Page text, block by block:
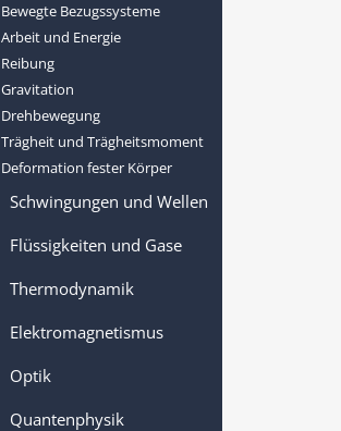
Bewegte Bezugssysteme
Arbeit und Energie
Reibung
Gravitation
Drehbewegung
Trägheit und Trägheitsmoment
Deformation fester Körper
Schwingungen und Wellen
Flüssigkeiten und Gase
Thermodynamik
Elektromagnetismus
Optik
Quantenphysik